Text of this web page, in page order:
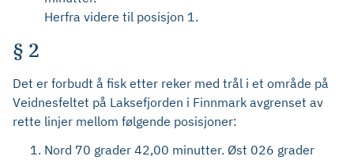
Herfra videre til posisjon 1.
§ 2
Det er forbudt å fisk etter reker med trål i et område på
Veidnesfeltet på Laksefjorden i Finnmark avgrenset av
rette linjer mellom følgende posisjoner:
Nord 70 grader 42,00 minutter. Øst 026 grader